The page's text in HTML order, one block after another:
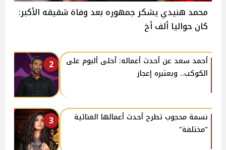
محمد هنيدي يشكر جمهوره بعد وفاة شقيقه الأكبر:
كان حواليا ألف أخ
2
أحمد سعد عن أحدث أعماله: أحلى ألبوم على
الكوكب.. وبعتبره إعجاز
3
نسمة محجوب تطرح أحدث أعمالها الغنائية
"مختلفة"